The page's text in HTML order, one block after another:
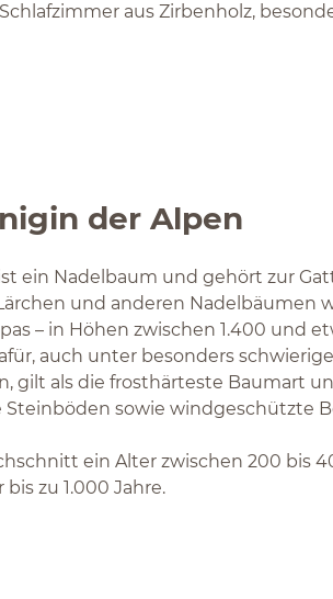
Schlafzimmer aus Zirbenholz,
der Alpen
ein Nadelbaum und gehört zur
und anderen Nadelbäumen
– in Höhen zwischen 1.400 und
auch unter besonders
gilt als die frosthärteste Baumart
Steinböden sowie windgeschützte
ein Alter zwischen 200 bis
zu 1.000 Jahre.